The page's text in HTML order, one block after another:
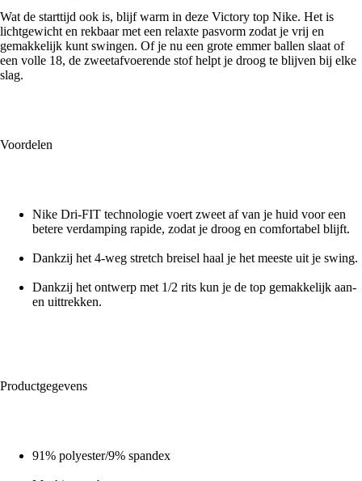
Wat de starttijd ook is, blijf warm in deze Victory top Nike. Het is
lichtgewicht en rekbaar met een relaxte pasvorm zodat je vrij en
gemakkelijk kunt swingen. Of je nu een grote emmer ballen slaat of
een volle 18, de zweetafvoerende stof helpt je droog te blijven bij elke
slag.
Voordelen
Nike Dri-FIT technologie voert zweet af van je huid voor een
betere verdamping rapide, zodat je droog en comfortabel blijft.
Dankzij het 4-weg stretch breisel haal je het meeste uit je swing.
Dankzij het ontwerp met 1/2 rits kun je de top gemakkelijk aan-
en uittrekken.
Productgegevens
91% polyester/9% spandex